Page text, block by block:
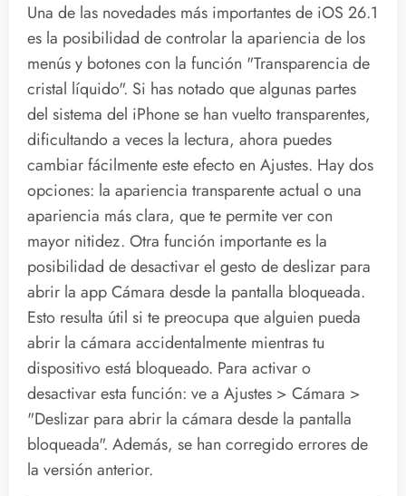
Una de las novedades más importantes de iOS 26.1
es la posibilidad de controlar la apariencia de los
menús y botones con la función "Transparencia de
cristal líquido". Si has notado que algunas partes
del sistema del iPhone se han vuelto transparentes,
dificultando a veces la lectura, ahora puedes
cambiar fácilmente este efecto en Ajustes. Hay dos
opciones: la apariencia transparente actual o una
apariencia más clara, que te permite ver con
mayor nitidez. Otra función importante es la
posibilidad de desactivar el gesto de deslizar para
abrir la app Cámara desde la pantalla bloqueada.
Esto resulta útil si te preocupa que alguien pueda
abrir la cámara accidentalmente mientras tu
dispositivo está bloqueado. Para activar o
desactivar esta función: ve a Ajustes > Cámara >
"Deslizar para abrir la cámara desde la pantalla
bloqueada". Además, se han corregido errores de
la versión anterior.